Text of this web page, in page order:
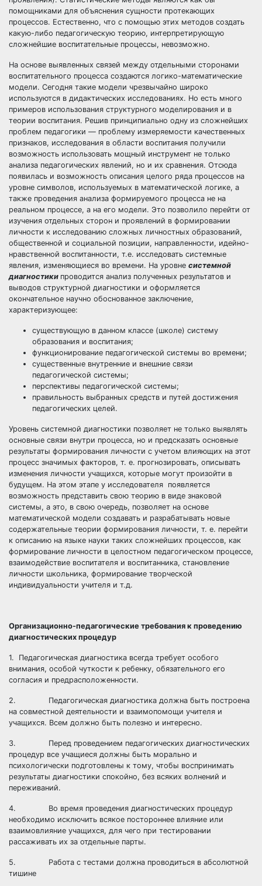
помощниками для объяснения сущности протекающих
процессов. Естественно, что с помощью этих методов создать
какую-либо педагогическую теорию, интерпретирующую
сложнейшие воспитательные процессы, невозможно.
На основе выявленных связей между отдельными сторонами
воспитательного процесса создаются логико-математические
модели. Сегодня такие модели чрезвычайно широко
используются в дидактических исследованиях. Но есть много
примеров использования структурного моделирования и в
теории воспитания. Решив принципиально одну из сложнейших
проблем педагогики — проблему измеряемости качественных
признаков, исследования в области воспитания получили
возможность использовать мощный инструмент не только
анализа педагогических явлений, но и их сравнения. Отсюда
появилась и возможность описания целого ряда процессов на
уровне символов, используемых в математической логике, а
также проведения анализа формируемого процесса не на
реальном процессе, а на его модели. Это позволило перейти от
изучения отдельных сторон и проявлений в формировании
личности к исследованию сложных личностных образований,
общественной и социальной позиции, направленности, идейно-
нравственной воспитанности, т.е. исследовать системные
явления, изменяющиеся во времени. На уровне системной
диагностики проводится анализ полученных результатов и
выводов структурной диагностики и оформляется
окончательное научно обоснованное заключение,
характеризующее:
существующую в данном классе (школе) систему
образования и воспитания;
функционирование педагогической системы во времени;
существенные внутренние и внешние связи
педагогической системы;
перспективы педагогической системы;
правильность выбранных средств и путей достижения
педагогических целей.
Уровень системной диагностики позволяет не только выявлять
основные связи внутри процесса, но и предсказать основные
результаты формирования личности с учетом влияющих на этот
процесс значимых факторов, т. е. прогнозировать, описывать
изменения личности учащихся, которые могут произойти в
будущем. На этом этапе у исследователя появляется
возможность представить свою теорию в виде знаковой
системы, а это, в свою очередь, позволяет на основе
математической модели создавать и разрабатывать новые
содержательные теории формирования личности, т. е. перейти
к описанию на языке науки таких сложнейших процессов, как
формирование личности в целостном педагогическом процессе,
взаимодействие воспитателя и воспитанника, становление
личности школьника, формирование творческой
индивидуальности учителя и т.д.
Организационно-педагогические требования к проведению
диагностических процедур
1. Педагогическая диагностика всегда требует особого
внимания, особой чуткости к ребенку, обязательного его
согласия и предрасположенности.
2. Педагогическая диагностика должна быть построена
на совместной деятельности и взаимопомощи учителя и
учащихся. Всем должно быть полезно и интересно.
3. Перед проведением педагогических диагностических
процедур все учащиеся должны быть морально и
психологически подготовлены к тому, чтобы воспринимать
результаты диагностики спокойно, без всяких волнений и
переживаний.
4. Во время проведения диагностических процедур
необходимо исключить всякое постороннее влияние или
взаимовлияние учащихся, для чего при тестировании
рассаживать их за отдельные парты.
5. Работа с тестами должна проводиться в абсолютной
тишине